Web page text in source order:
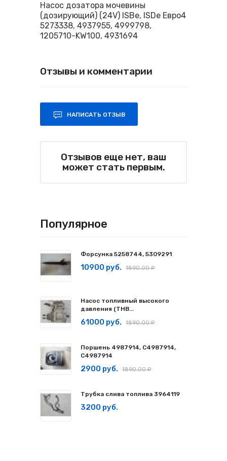
Насос дозатора мочевины
(дозирующий) (24V) ISBe, ISDe Евро4
5273338, 4937955, 4999798,
1205710-KW100, 4931694
Отзывы и комментарии
НАПИСАТЬ ОТЗЫВ
Отзывов еще нет, ваш
может стать первым.
Популярное
Форсунка 5258744, 5309291
10900 руб. 1890.00 ₽
Насос топливный высокого
давления (ТНВ...
61000 руб. 1890.00 ₽
Поршень 4987914, C4987914,
С4987914
2900 руб. 1890.00 ₽
Трубка слива топлива 3964119
3200 руб.